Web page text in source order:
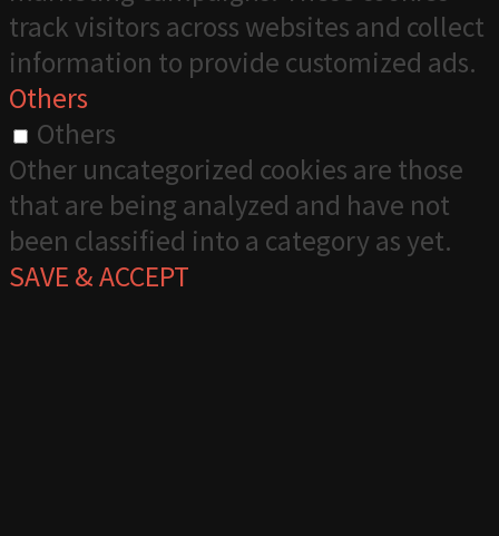
track visitors across websites and collect
information to provide customized ads.
Others
Others
Other uncategorized cookies are those
that are being analyzed and have not
been classified into a category as yet.
SAVE & ACCEPT